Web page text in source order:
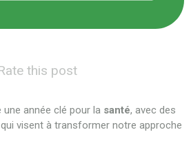
this post
une année clé pour la santé, avec des
qui visent à transformer notre approche